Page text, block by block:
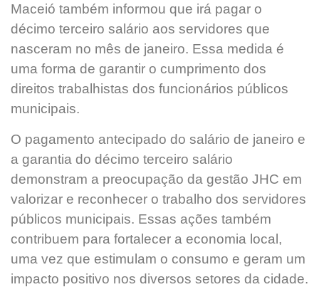
Maceió também informou que irá pagar o
décimo terceiro salário aos servidores que
nasceram no mês de janeiro. Essa medida é
uma forma de garantir o cumprimento dos
direitos trabalhistas dos funcionários públicos
municipais.
O pagamento antecipado do salário de janeiro e
a garantia do décimo terceiro salário
demonstram a preocupação da gestão JHC em
valorizar e reconhecer o trabalho dos servidores
públicos municipais. Essas ações também
contribuem para fortalecer a economia local,
uma vez que estimulam o consumo e geram um
impacto positivo nos diversos setores da cidade.